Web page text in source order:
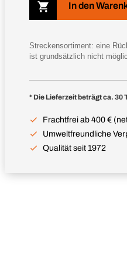
In den
Streckensortiment: eine
ist grundsätzlich nicht
* Die Lieferzeit beträgt ca. 30
Frachtfrei ab 400 €
Umweltfreundliche
Qualität seit 1972